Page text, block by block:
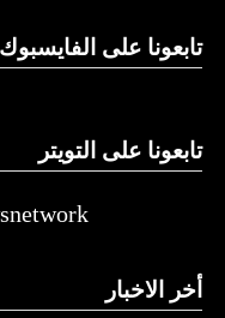
تابعونا على الفايسبوك
تابعونا على التويتر
أخر الاخبار